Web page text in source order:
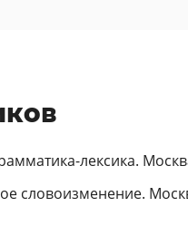
лексика.
словоизменение.